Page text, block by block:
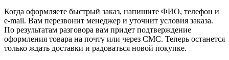
Когда оформляете быстрый заказ, напишите ФИО, телефон и
e-mail. Вам перезвонит менеджер и уточнит условия заказа.
По результатам разговора вам придет подтверждение
оформления товара на почту или через СМС. Теперь останется
только ждать доставки и радоваться новой покупке.